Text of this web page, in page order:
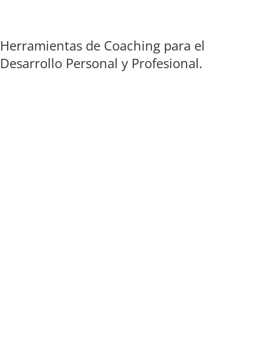
Herramientas de Coaching para el
Desarrollo Personal y Profesional.